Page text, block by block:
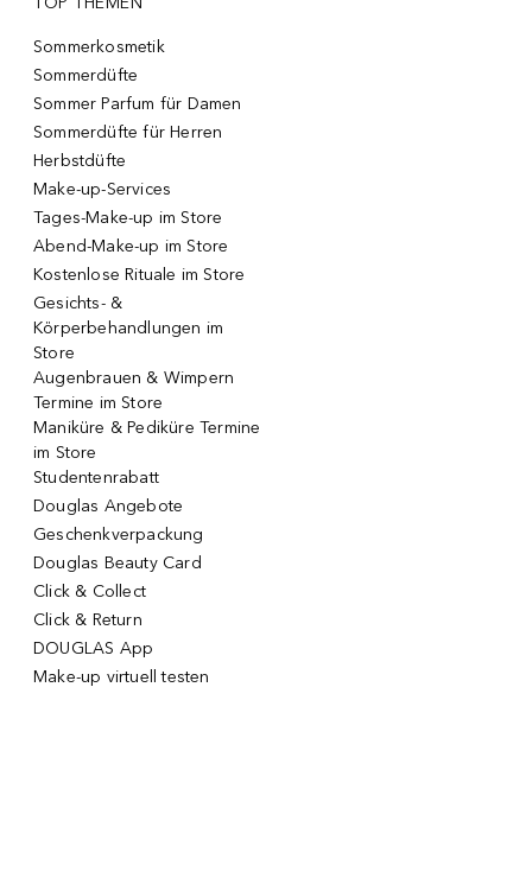
Sommerkosmetik
Sommerdüfte
Sommer Parfum für Damen
Sommerdüfte für Herren
Herbstdüfte
Make-up-Services
Tages-Make-up im Store
Abend-Make-up im Store
Kostenlose Rituale im Store
Gesichts- &
Körperbehandlungen im
Store
Augenbrauen & Wimpern
Termine im Store
Maniküre & Pediküre Termine
im Store
Studentenrabatt
Douglas Angebote
Geschenkverpackung
Douglas Beauty Card
Click & Collect
Click & Return
DOUGLAS App
Make-up virtuell testen